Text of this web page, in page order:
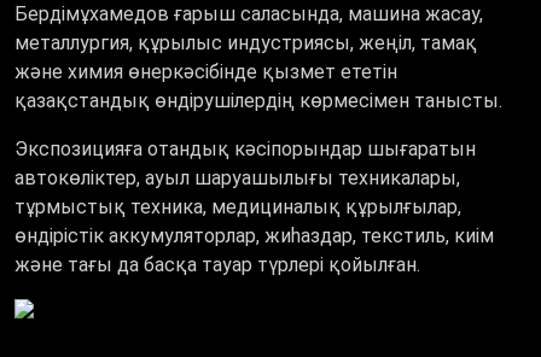
Бердімұхамедов ғарыш саласында, машина жасау,
металлургия, құрылыс индустриясы, жеңіл, тамақ
және химия өнеркәсібінде қызмет ететін
қазақстандық өндірушілердің көрмесімен танысты.
Экспозицияға отандық кәсіпорындар шығаратын
автокөліктер, ауыл шаруашылығы техникалары,
тұрмыстық техника, медициналық құрылғылар,
өндірістік аккумуляторлар, жиһаздар, текстиль, киім
және тағы да басқа тауар түрлері қойылған.